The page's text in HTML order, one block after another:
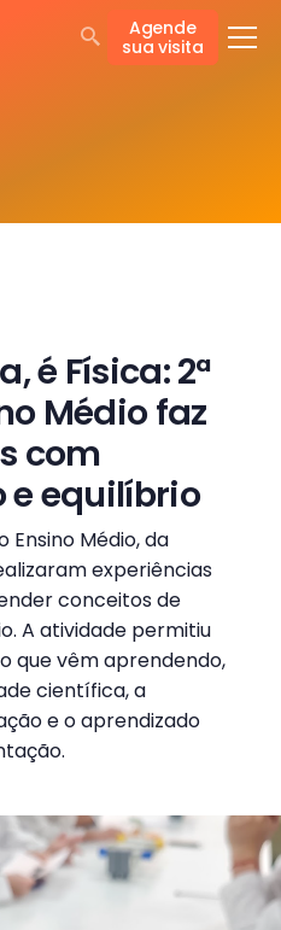
Agende
sua visita
é Física: 2ª
Médio faz
com
equilíbrio
Ensino Médio, da
experiências
conceitos de
A atividade permitiu
que vêm aprendendo,
científica, a
e o aprendizado